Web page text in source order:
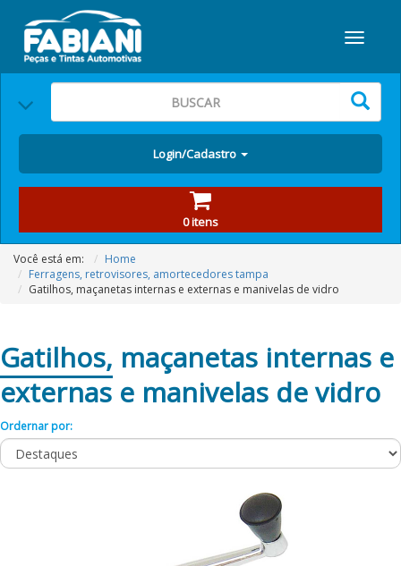
Login/Cadastro
0 itens
Você está em:
Home
Ferragens, retrovisores, amortecedores tampa
Gatilhos, maçanetas internas e externas e manivelas de vidro
Gatilhos, maçanetas internas e
externas e manivelas de vidro
Ordernar por: